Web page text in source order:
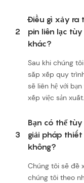
2
Điều gì xảy ra
pin liên lạc
khác?
Sau khi chúng
sắp xếp quy
sẽ liên hệ với
xếp việc sản xuất.
3
Bạn có thể
giải pháp
không?
Chúng tôi sẽ đề
chúng tôi theo